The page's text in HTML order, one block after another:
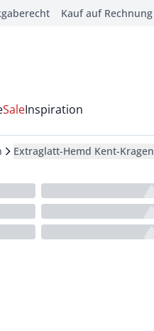
Kauf auf Rechnung
Taste
SaleInspiration
Extraglatt-Hemd Kent-Kragen